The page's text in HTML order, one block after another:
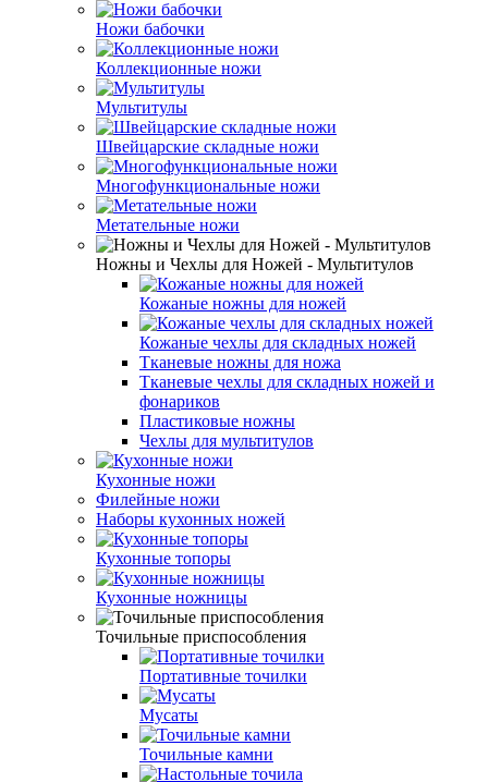
Ножи бабочки
Коллекционные ножи
Мультитулы
Швейцарские складные ножи
Многофункциональные ножи
Метательные ножи
Ножны и Чехлы для Ножей - Мультитулов
Кожаные ножны для ножей
Кожаные чехлы для складных ножей
Тканевые ножны для ножа
Тканевые чехлы для складных ножей и
фонариков
Пластиковые ножны
Чехлы для мультитулов
Кухонные ножи
Филейные ножи
Наборы кухонных ножей
Кухонные топоры
Кухонные ножницы
Точильные приспособления
Портативные точилки
Мусаты
Точильные камни